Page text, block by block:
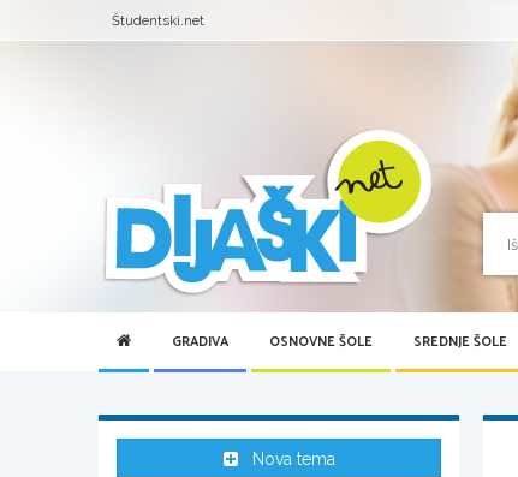
Študentski.net
GRADIVA OSNOVNE ŠOLE SREDNJE ŠOLE
Nova tema